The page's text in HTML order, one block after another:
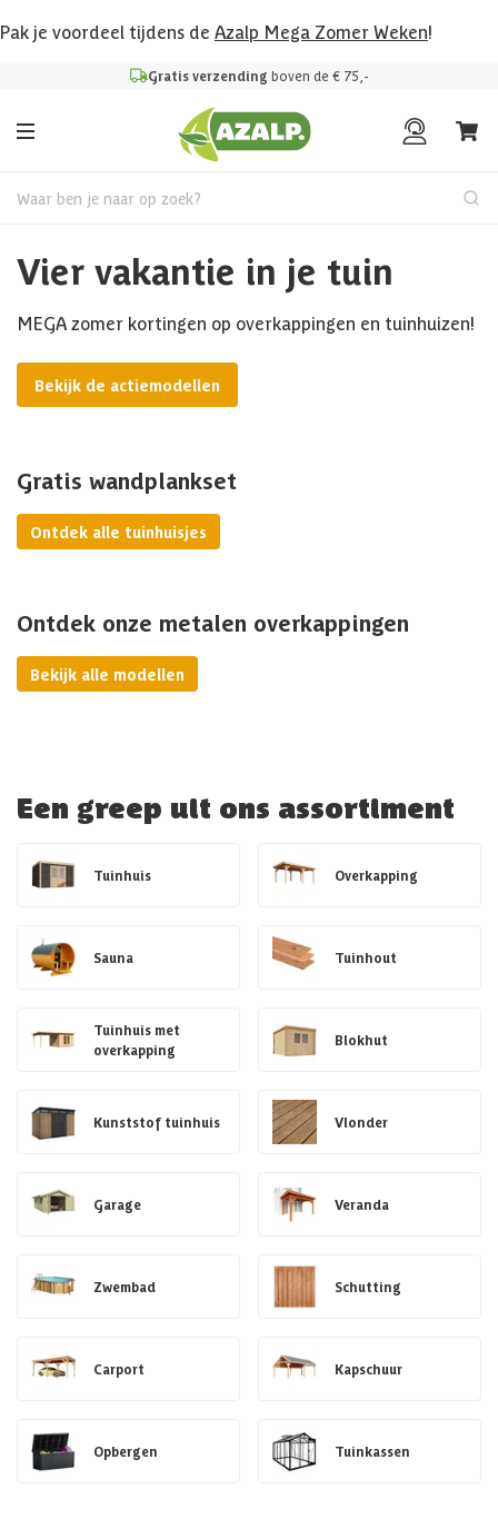
Pak je voordeel tijdens de Azalp Mega Zomer Weken!
Gratis verzending boven de € 75,-
Waar ben je naar op zoek?
Vier vakantie in je tuin
MEGA zomer kortingen op overkappingen en tuinhuizen!
Bekijk de actiemodellen
Gratis wandplankset
Ontdek alle tuinhuisjes
Ontdek onze metalen overkappingen
Bekijk alle modellen
Een greep uit ons assortiment
Tuinhuis Overkapping
Sauna Tuinhout
Tuinhuis met
overkapping
Blokhut
Kunststof tuinhuis Vlonder
Garage Veranda
Zwembad Schutting
Carport Kapschuur
Opbergen Tuinkassen